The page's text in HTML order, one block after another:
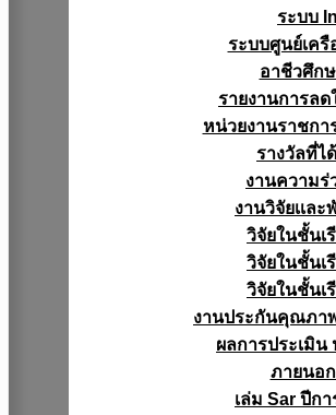
ระบบ
ระบบศูนย์เค
อาชีวศึกษ
รายงานการล
หน่วยงานราชกา
รางวัลที่ไ
งานความร่
งานวิจัยเเล
วิจัยในชั้นเ
วิจัยในชั้นเ
วิจัยในชั้นเ
งานประกันคุณภา
ผลการประเมิ
ภายนอ
เล่ม Sar ปีก